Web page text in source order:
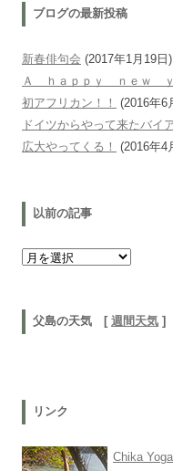
ブログの最新投稿
新春俳句会 (2017年1月19日)
Ａ ｈａｐｐｙ ｎｅｗ ｙ
初アフリカン！！
(2016年6
ドイツからやって来たバイ
広大やってくる！
(2016年4
以前の記事
以前の記事
父島の天気 [ 週間天気 ]
リンク
Chika